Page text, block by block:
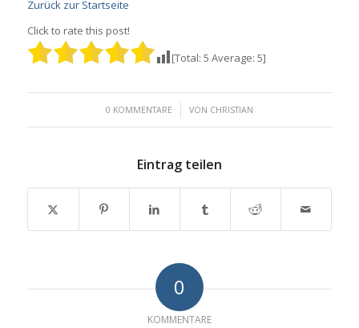
Zurück zur Startseite
Click to rate this post!
[Total: 5 Average: 5]
0 KOMMENTARE
/ VON CHRISTIAN
Eintrag teilen
0
KOMMENTARE